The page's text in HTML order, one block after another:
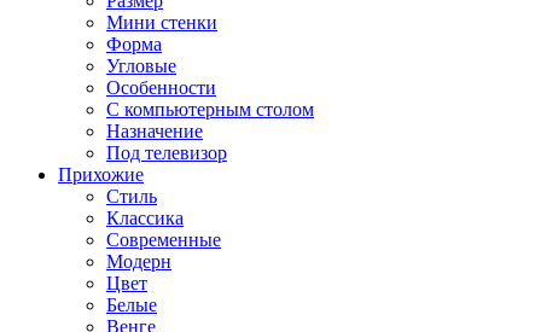
Мини стенки
Форма
Угловые
Особенности
С компьютерным столом
Назначение
Под телевизор
Прихожие
Стиль
Классика
Современные
Модерн
Цвет
Белые
Венге